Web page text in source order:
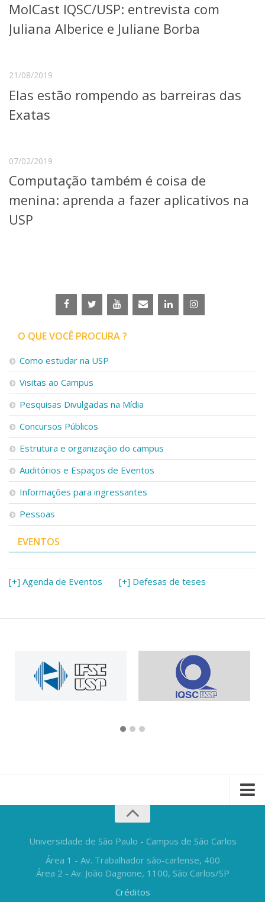
MolCast IQSC/USP: entrevista com
Juliana Alberice e Juliane Borba
21/08/2019
Elas estão rompendo as barreiras das
Exatas
07/02/2019
Computação também é coisa de
menina: aprenda a fazer aplicativos na
USP
O QUE VOCÊ PROCURA ?
Como estudar na USP
Visitas ao Campus
Pesquisas Divulgadas na Mídia
Concursos Públicos
Estrutura e organização do campus
Auditórios e Espaços de Eventos
Informações para ingressantes
Pessoas
EVENTOS
[+] Agenda de Eventos [+] Defesas de teses
Universidade de São Paulo - Campus de São Carlos
Área 1 - Av. Trabalhador são-carlense, 400
Área 2 - Av. João Dagnone, 1100, São Carlos/SP
Créditos